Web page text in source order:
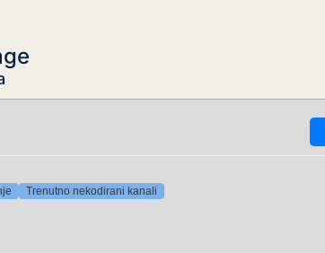
Trenutno nekodirani kanali